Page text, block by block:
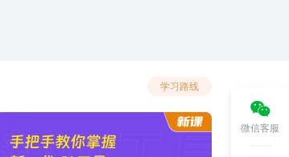
学习路线
微信客服